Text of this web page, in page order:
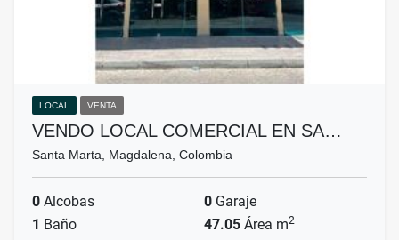
LOCAL VENTA
VENDO LOCAL COMERCIAL EN SA…
Santa Marta, Magdalena, Colombia
0 Alcobas 0 Garaje
1 Baño 47.05 Área m2